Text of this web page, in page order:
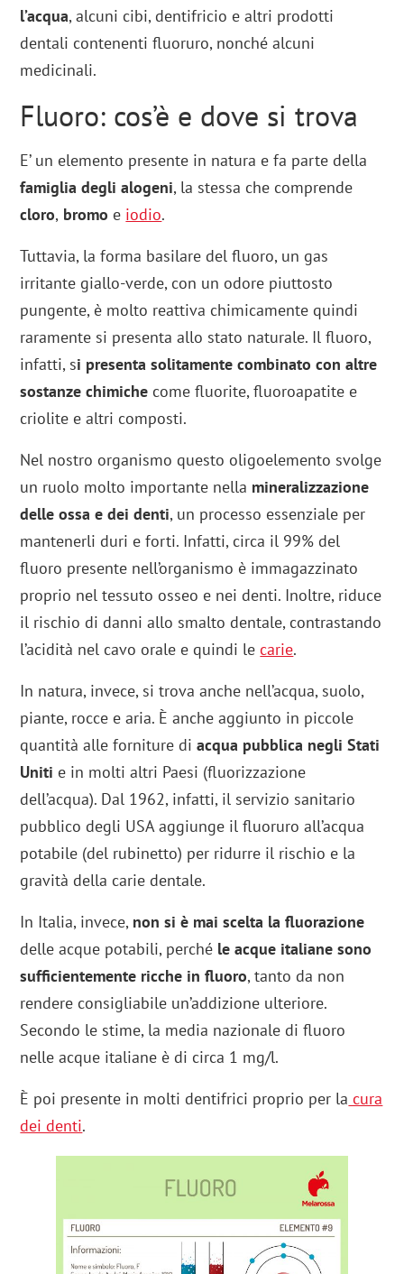
l’acqua, alcuni cibi, dentifricio e altri prodotti
dentali contenenti fluoruro, nonché alcuni
medicinali.
Fluoro: cos’è e dove si trova
E’ un elemento presente in natura e fa parte della
famiglia degli alogeni, la stessa che comprende
cloro, bromo e iodio.
Tuttavia, la forma basilare del fluoro, un gas
irritante giallo-verde, con un odore piuttosto
pungente, è molto reattiva chimicamente quindi
raramente si presenta allo stato naturale. Il fluoro,
infatti, si presenta solitamente combinato con altre
sostanze chimiche come fluorite, fluoroapatite e
criolite e altri composti.
Nel nostro organismo questo oligoelemento svolge
un ruolo molto importante nella mineralizzazione
delle ossa e dei denti, un processo essenziale per
mantenerli duri e forti. Infatti, circa il 99% del
fluoro presente nell’organismo è immagazzinato
proprio nel tessuto osseo e nei denti. Inoltre, riduce
il rischio di danni allo smalto dentale, contrastando
l’acidità nel cavo orale e quindi lecarie.
In natura, invece, si trova anche nell’acqua, suolo,
piante, rocce e aria. È anche aggiunto in piccole
quantità alle forniture diacqua pubblica negli Stati
Uniti e in molti altri Paesi (fluorizzazione
dell’acqua). Dal 1962, infatti, il servizio sanitario
pubblico degli USA aggiunge il fluoruro all’acqua
potabile (del rubinetto) per ridurre il rischio e la
gravità della carie dentale.
In Italia, invece, non si è mai scelta la fluorazione
delle acque potabili, perché le acque italiane sono
sufficientemente ricche in fluoro, tanto da non
rendere consigliabile un’addizione ulteriore.
Secondo le stime, la media nazionale di fluoro
nelle acque italiane è di circa 1 mg/l.
È poi presente in molti dentifrici proprio per la cura
dei denti.